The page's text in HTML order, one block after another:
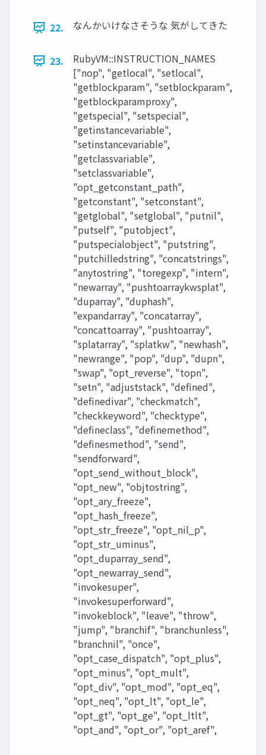
22. なんかいけなさそうな 気がしてきた
23.
RubyVM::INSTRUCTION_NAMES
["nop", "getlocal", "setlocal",
"getblockparam", "setblockparam",
"getblockparamproxy",
"getspecial", "setspecial",
"getinstancevariable",
"setinstancevariable",
"getclassvariable",
"setclassvariable",
"opt_getconstant_path",
"getconstant", "setconstant",
"getglobal", "setglobal", "putnil",
"putself", "putobject",
"putspecialobject", "putstring",
"putchilledstring", "concatstrings",
"anytostring", "toregexp", "intern",
"newarray", "pushtoarraykwsplat",
"duparray", "duphash",
"expandarray", "concatarray",
"concattoarray", "pushtoarray",
"splatarray", "splatkw", "newhash",
"newrange", "pop", "dup", "dupn",
"swap", "opt_reverse", "topn",
"setn", "adjuststack", "defined",
"definedivar", "checkmatch",
"checkkeyword", "checktype",
"defineclass", "definemethod",
"definesmethod", "send",
"sendforward",
"opt_send_without_block",
"opt_new", "objtostring",
"opt_ary_freeze",
"opt_hash_freeze",
"opt_str_freeze", "opt_nil_p",
"opt_str_uminus",
"opt_duparray_send",
"opt_newarray_send",
"invokesuper",
"invokesuperforward",
"invokeblock", "leave", "throw",
"jump", "branchif", "branchunless",
"branchnil", "once",
"opt_case_dispatch", "opt_plus",
"opt_minus", "opt_mult",
"opt_div", "opt_mod", "opt_eq",
"opt_neq", "opt_lt", "opt_le",
"opt_gt", "opt_ge", "opt_ltlt",
"opt_and", "opt_or", "opt_aref",